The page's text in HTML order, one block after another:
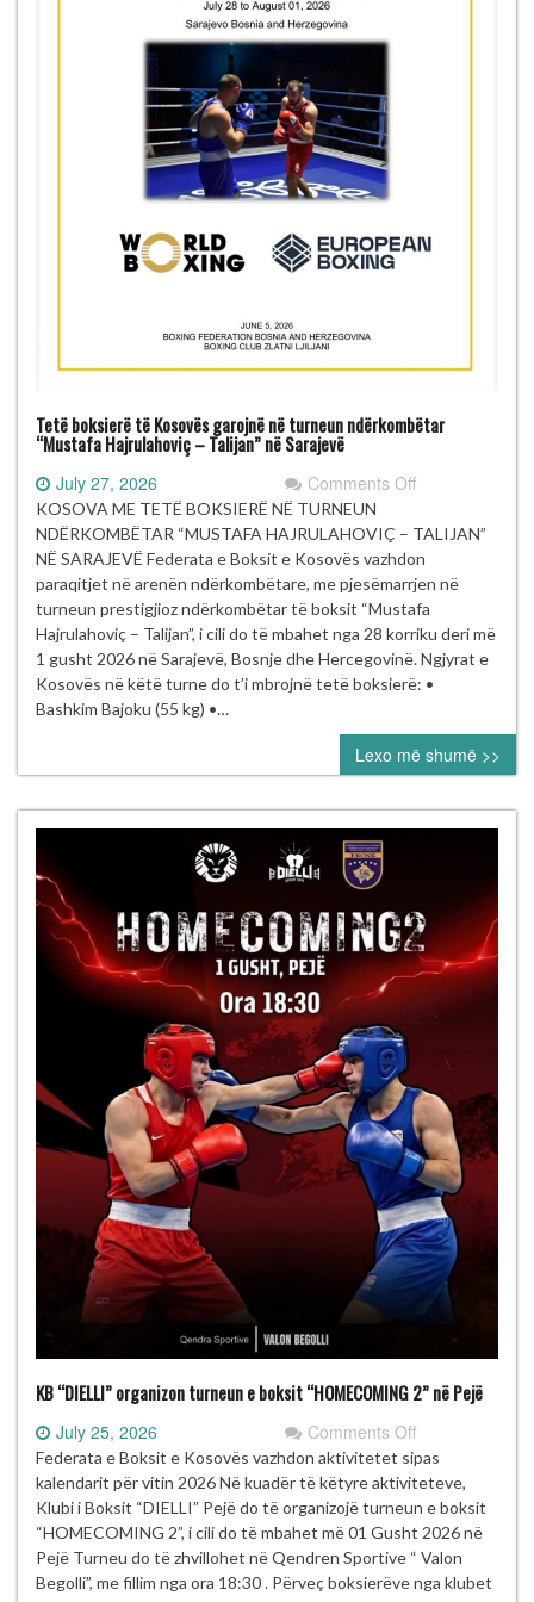
Tetë boksierë të Kosovës garojnë në turneun ndërkombëtar
“Mustafa Hajrulahoviç – Talijan” në Sarajevë
July 27, 2026 Comments Offon
boksierë
të Kosovës
garojnë
në turneun
ndërkombëtar
“Mustafa
–
Sarajevë
KOSOVA ME TETË BOKSIERË NË TURNEUN
NDËRKOMBËTAR “MUSTAFA HAJRULAHOVIÇ – TALIJAN”
NË SARAJEVË Federata e Boksit e Kosovës vazhdon
paraqitjet në arenën ndërkombëtare, me pjesëmarrjen në
turneun prestigjioz ndërkombëtar të boksit “Mustafa
Hajrulahoviç – Talijan”, i cili do të mbahet nga 28 korriku deri më
1 gusht 2026 në Sarajevë, Bosnje dhe Hercegovinë. Ngjyrat e
Kosovës në këtë turne do t’i mbrojnë tetë boksierë: •
Bashkim Bajoku (55 kg) •…
Lexo më shumë >>
KB “DIELLI” organizon turneun e boksit “HOMECOMING 2” në Pejë
July 25, 2026 Comments Offon
KB
“DIELLI”
organizon
turneun
e
boksit
Federata e Boksit e Kosovës vazhdon aktivitetet sipas
kalendarit për vitin 2026 Në kuadër të këtyre aktiviteteve,
Klubi i Boksit “DIELLI” Pejë do të organizojë turneun e boksit
“HOMECOMING 2”, i cili do të mbahet më 01 Gusht 2026 në
Pejë Turneu do të zhvillohet në Qendren Sportive “ Valon
Begolli”, me fillim nga ora 18:30 . Përveç boksierëve nga klubet